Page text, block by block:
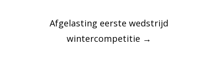
Afgelasting eerste wedstrijd
wintercompetitie →